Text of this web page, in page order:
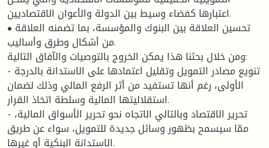
اعتبارها كفضاء وسيط بين الدولة والأعوان الاقتصاديين.
• تحسين العلاقة بين البنوك والمؤسسة، بما تضمنه العلاقة
من أشكال وطرق وأساليب.
ومن خلال بحثنا هذا يمكن الخروج بالتوصيات والآفاق التالية:
- تنويع مصادر التمويل وتقليل اعتمادها على الاستدانة بالدرجة
الأولى، رغم أنها تستفيد من أثر الرفع المالي وذلك لضمان
استقلاليتها المالية وسلطة اتخاذ القرار.
- تحرير الاقتصاد وبالتالي الاتجاه نحو تحرير الأسواق المالية،
ممّا سيسمح بظهور وسائل جديدة للتمويل، سواء عن طريق
الاستدانة البنكية أو غيرها.